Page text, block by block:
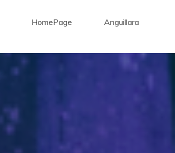
HomePage Anguillara